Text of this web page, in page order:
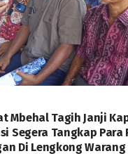
Mbehal Tagih Janji
Segera Tangkap Para
Di Lengkong Warang